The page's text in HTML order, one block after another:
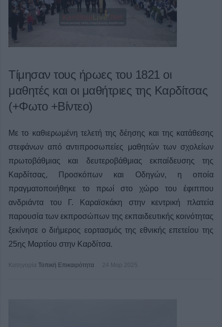
Τίμησαν τους ήρωες του 1821 οι
μαθητές και οι μαθήτριες της Καρδίτσας
(+Φωτο +Βίντεο)
Με το καθιερωμένη τελετή της δέησης και της κατάθεσης
στεφάνων από αντιπροσωπείες μαθητών των σχολείων
πρωτοβάθμιας και δευτεροβάθμιας εκπαίδευσης της
Καρδίτσας, Προσκόπων και Οδηγών, η οποία
πραγματοποιήθηκε το πρωί στο χώρο του έφιππου
ανδριάντα του Γ. Καραϊσκάκη στην κεντρική πλατεία
παρουσία των εκπροσώπων της εκπαιδευτικής κοινότητας
ξεκίνησε ο διήμερος εορτασμός της εθνικής επετείου της
25ης Μαρτίου στην Καρδίτσα.
Κατηγορία Τοπική Επικαιρότητα 24 Μαρ 2025